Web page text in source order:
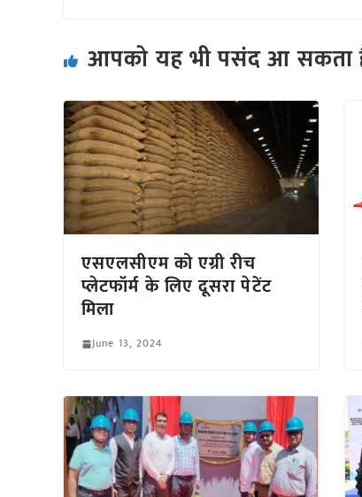
आपको यह भी पसंद आ सकता
एसएलसीएम को एग्री रीच
प्लेटफॉर्म के लिए दूसरा पेटेंट
मिला
June 13, 2024